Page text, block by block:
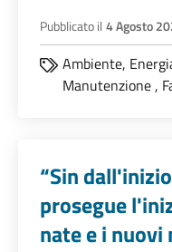
Pubblicato il 4 Agosto
Ambiente,
Manutenzione,
“Sin
prosegue
nate e i